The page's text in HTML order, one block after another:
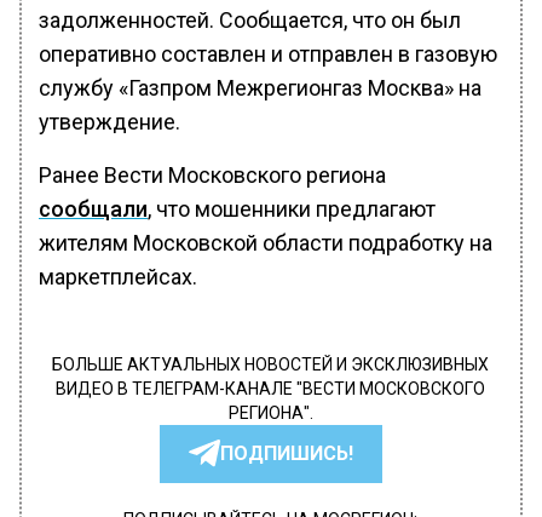
задолженностей. Сообщается, что он был
оперативно составлен и отправлен в газовую
службу «Газпром Межрегионгаз Москва» на
утверждение.
Ранее Вести Московского региона
сообщали, что мошенники предлагают
жителям Московской области подработку на
маркетплейсах.
БОЛЬШЕ АКТУАЛЬНЫХ НОВОСТЕЙ И ЭКСКЛЮЗИВНЫХ
ВИДЕО В ТЕЛЕГРАМ-КАНАЛЕ "ВЕСТИ МОСКОВСКОГО
РЕГИОНА".
ПОДПИШИСЬ!